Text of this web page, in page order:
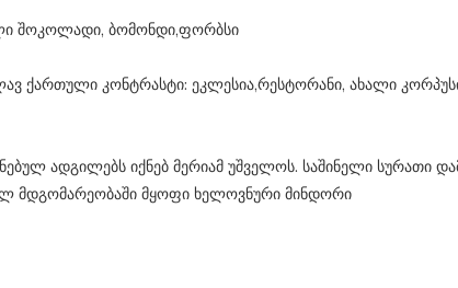
შოკოლადი, ბომონდი,ფორბსი
ქართული კონტრასტი: ეკლესია,რესტორანი, ახალი
ადგილებს იქნებ მერიამ უშველოს. საშინელი სურათი
მდგომარეობაში მყოფი ხელოვნური მინდორი